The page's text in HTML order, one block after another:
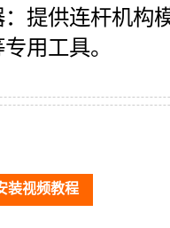
提供连杆机构
用工具。
装视频教程